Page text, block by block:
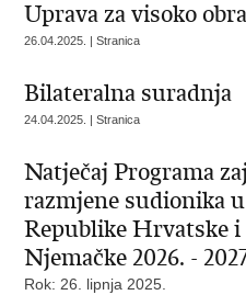
Uprava za visoko
26.04.2025. | Stranica
Bilateralna suradnja
24.04.2025. | Stranica
Natječaj Programa
razmjene sudionika
Republike Hrvatske i
Njemačke 2026. -
Rok: 26. lipnja 2025.